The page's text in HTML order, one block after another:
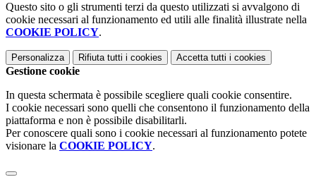
Questo sito o gli strumenti terzi da questo utilizzati si avvalgono di
cookie necessari al funzionamento ed utili alle finalità illustrate nella
COOKIE POLICY.
Personalizza Rifiuta tutti i cookies Accetta tutti i cookies
Gestione cookie
In questa schermata è possibile scegliere quali cookie consentire.
I cookie necessari sono quelli che consentono il funzionamento della
piattaforma e non è possibile disabilitarli.
Per conoscere quali sono i cookie necessari al funzionamento potete
visionare la COOKIE POLICY.